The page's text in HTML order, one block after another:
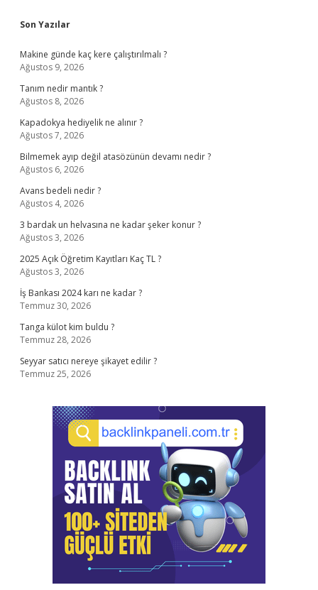
Sidebar
Son Yazılar
Makine günde kaç kere çalıştırılmalı ?
Ağustos 9, 2026
Tanım nedir mantık ?
Ağustos 8, 2026
Kapadokya hediyelik ne alınır ?
Ağustos 7, 2026
Bilmemek ayıp değil atasözünün devamı nedir ?
Ağustos 6, 2026
Avans bedeli nedir ?
Ağustos 4, 2026
3 bardak un helvasına ne kadar şeker konur ?
Ağustos 3, 2026
2025 Açık Öğretim Kayıtları Kaç TL ?
Ağustos 3, 2026
İş Bankası 2024 karı ne kadar ?
Temmuz 30, 2026
Tanga külot kim buldu ?
Temmuz 28, 2026
Seyyar satıcı nereye şikayet edilir ?
Temmuz 25, 2026